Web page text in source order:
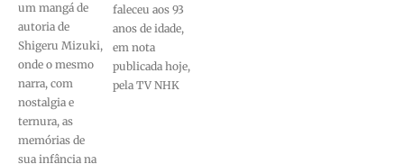
um mangá de
autoria de
Shigeru Mizuki,
onde o mesmo
narra, com
nostalgia e
ternura, as
memórias de
sua infância na
faleceu aos 93
anos de idade,
em nota
publicada hoje,
pela TV NHK